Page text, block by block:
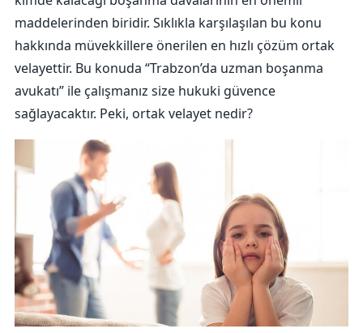
maddelerinden biridir. Sıklıkla karşılaşılan bu konu
hakkında müvekkillere önerilen en hızlı çözüm ortak
velayettir. Bu konuda “Trabzon’da uzman boşanma
avukatı” ile çalışmanız size hukuki güvence
sağlayacaktır. Peki, ortak velayet nedir?